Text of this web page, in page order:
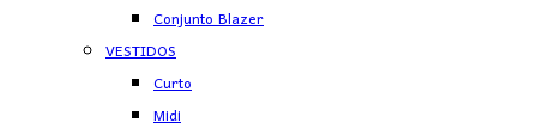
Conjunto Blazer
VESTIDOS
Curto
Midi